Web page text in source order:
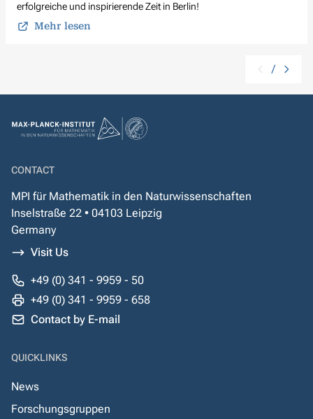
erfolgreiche und inspirierende Zeit in Berlin!
Mehr lesen
/
CONTACT
MPI für Mathematik in den Naturwissenschaften
Inselstraße 22 • 04103 Leipzig
Germany
Visit Us
+49 (0) 341 - 9959 - 50
+49 (0) 341 - 9959 - 658
Contact by E-mail
QUICKLINKS
News
Forschungsgruppen